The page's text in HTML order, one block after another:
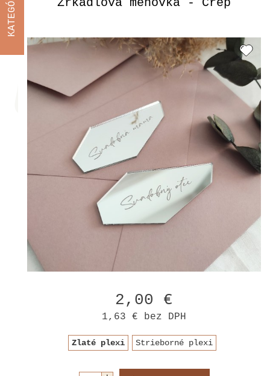
2,00 €
1,63 € bez DPH
Zlaté plexi Strieborné plexi